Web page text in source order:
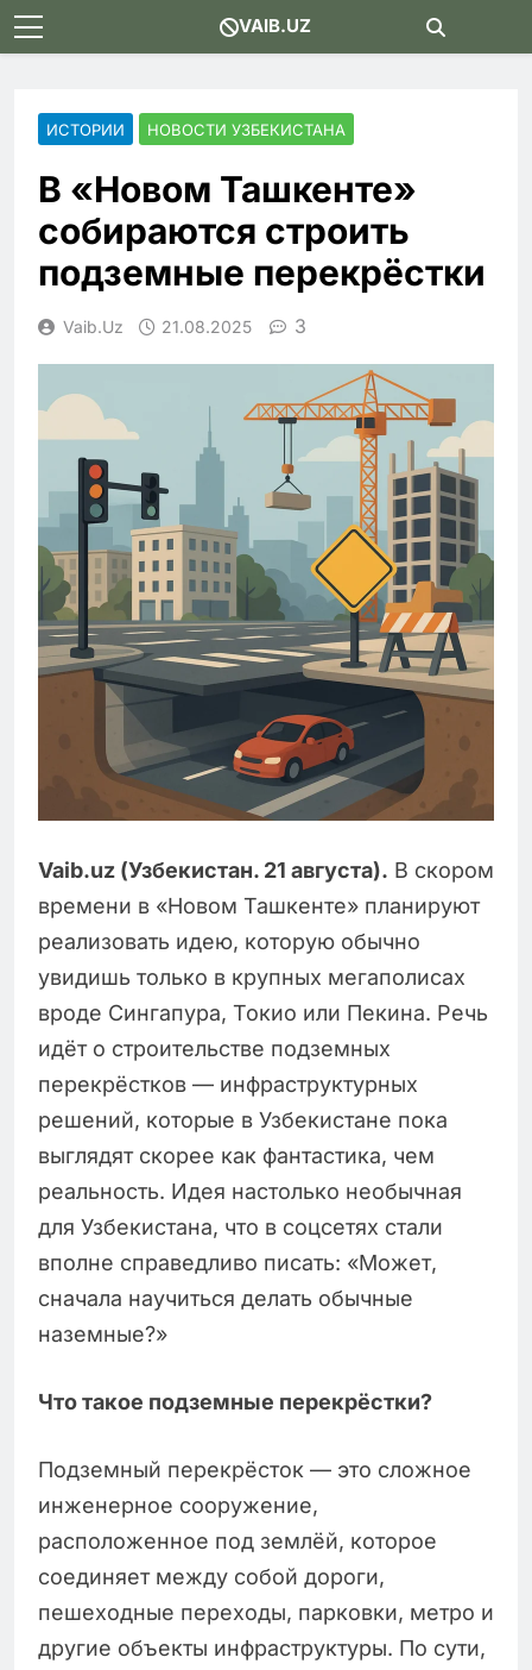
Skip
to
VAIB.UZ
ИСТОРИИ НОВОСТИ УЗБЕКИСТАНА
В «Новом Ташкенте»
собираются строить
подземные перекрёстки
Vaib.uz 21.08.2025 3
Vaib.uz (Узбекистан. 21 августа). В скором
времени в «Новом Ташкенте» планируют
реализовать идею, которую обычно
увидишь только в крупных мегаполисах
вроде Сингапура, Токио или Пекина. Речь
идёт о строительстве подземных
перекрёстков — инфраструктурных
решений, которые в Узбекистане пока
выглядят скорее как фантастика, чем
реальность. Идея настолько необычная
для Узбекистана, что в соцсетях стали
вполне справедливо писать: «Может,
сначала научиться делать обычные
наземные?»
Что такое подземные перекрёстки?
Подземный перекрёсток — это сложное
инженерное сооружение,
расположенное под землёй, которое
соединяет между собой дороги,
пешеходные переходы, парковки, метро и
другие объекты инфраструктуры. По сути,